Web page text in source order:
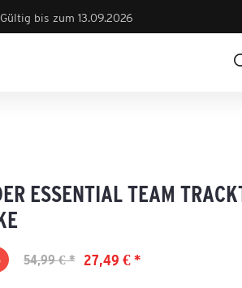
Gültig bis zum 13.09.2026
ESSENTIAL TEAM
27,49 € *
54,99 € *